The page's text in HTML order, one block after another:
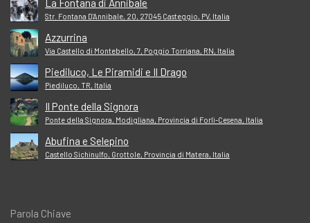
La Fontana di Annibale
Str. Fontana D'Annibale, 20, 27045 Casteggio, PV, Italia
Azzurrina
Via Castello di Montebello, 7, Poggio Torriana, RN, Italia
Piediluco, Le Piramidi e Il Drago
Piediluco, TR, Italia
Il Ponte della Signora
Ponte della Signora, Modigliana, Provincia di Forlì-Cesena, Italia
Abufina e Selepino
Castello Sichinulfo, Grottole, Provincia di Matera, Italia
Parola Chiave